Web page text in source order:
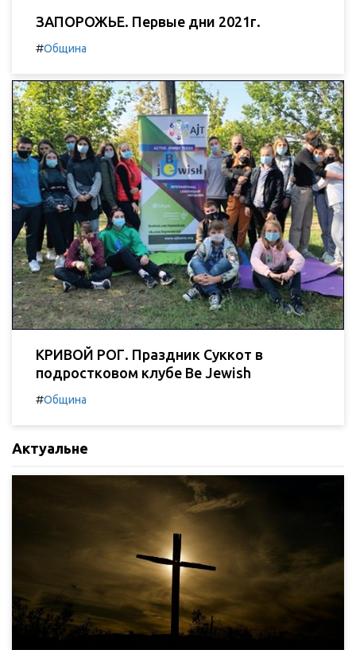
ЗАПОРОЖЬЕ. Первые дни 2021г.
#Община
КРИВОЙ РОГ. Праздник Суккот в
подростковом клубе Be Jewish
#Община
Актуальне